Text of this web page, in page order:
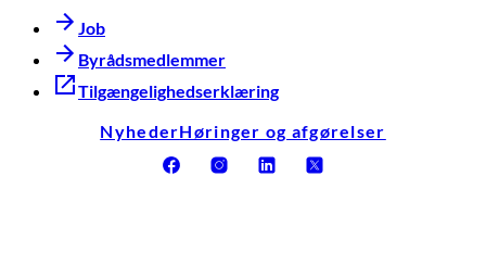
Job
Byrådsmedlemmer
Tilgængelighedserklæring
NyhederHøringer og afgørelser